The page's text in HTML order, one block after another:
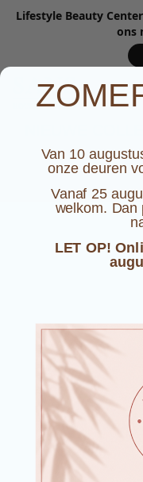
Lifestyle Beauty
ons
Van 10
onze deuren
Vanaf 25
welkom. Dan
LET OP!